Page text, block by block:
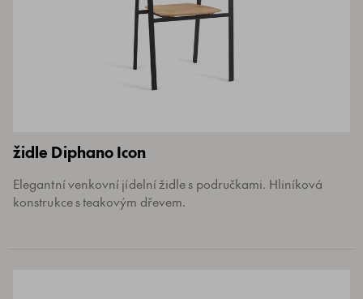
židle Diphano Icon
Elegantní venkovní jídelní židle s područkami. Hliníková
konstrukce s teakovým dřevem.